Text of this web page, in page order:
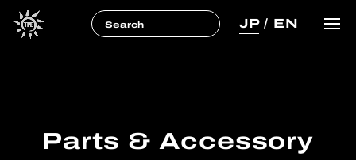
JP/ EN
Parts & Accessory